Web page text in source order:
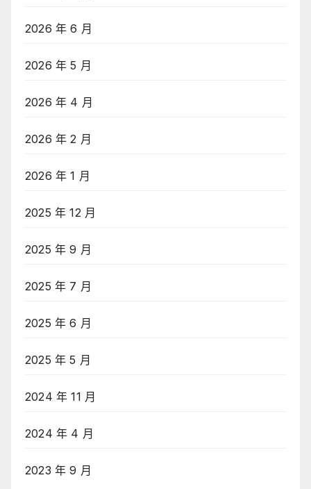
2026 年 6 月
2026 年 5 月
2026 年 4 月
2026 年 2 月
2026 年 1 月
2025 年 12 月
2025 年 9 月
2025 年 7 月
2025 年 6 月
2025 年 5 月
2024 年 11 月
2024 年 4 月
2023 年 9 月